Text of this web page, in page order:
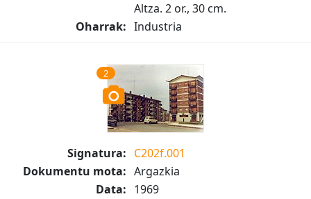
Altza. 2 or., 30 cm.
Oharrak: Industria
2
Signatura: C202f.001
Dokumentu mota: Argazkia
Data: 1969